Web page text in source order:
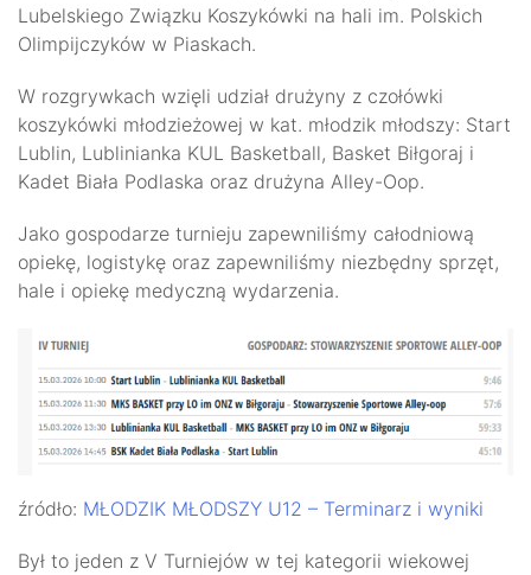
Lubelskiego Związku Koszykówki na hali im. Polskich
Olimpijczyków w Piaskach.
W rozgrywkach wzięli udział drużyny z czołówki
koszykówki młodzieżowej w kat. młodzik młodszy: Start
Lublin, Lublinianka KUL Basketball, Basket Biłgoraj i
Kadet Biała Podlaska oraz drużyna Alley-Oop.
Jako gospodarze turnieju zapewniliśmy całodniową
opiekę, logistykę oraz zapewniliśmy niezbędny sprzęt,
hale i opiekę medyczną wydarzenia.
źródło: MŁODZIK MŁODSZY U12 – Terminarz i wyniki
Był to jeden z V Turniejów w tej kategorii wiekowej